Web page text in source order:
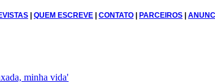
| QUEM ESCREVE | CONTATO | PARCEIROS |
minha vida'